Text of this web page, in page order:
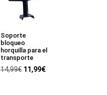
Soporte
bloqueo
horquilla para el
transporte
14,99€ 11,99€